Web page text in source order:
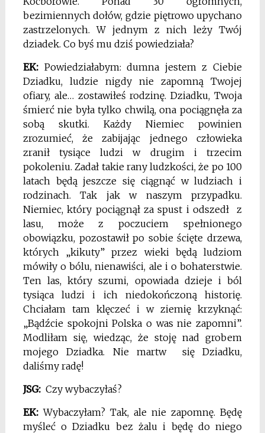
bezimiennych dołów, gdzie piętrowo upychano
zastrzelonych. W jednym z nich leży Twój
dziadek. Co byś mu dziś powiedziała?
EK:Powiedziałabym: dumna jestem z Ciebie
Dziadku, ludzie nigdy nie zapomną Twojej
ofiary, ale… zostawiłeś rodzinę. Dziadku, Twoja
śmierć nie była tylko chwilą, ona pociągnęła za
sobą skutki. Każdy Niemiec powinien
zrozumieć, że zabijając jednego człowieka
zranił tysiące ludzi w drugim i trzecim
pokoleniu. Zadał takie rany ludzkości, że po 100
latach będą jeszcze się ciągnąć w ludziach i
rodzinach. Tak jak w naszym przypadku.
Niemiec, który pociągnął za spust i odszedł z
lasu, może z poczuciem spełnionego
obowiązku, pozostawił po sobie ścięte drzewa,
których „kikuty” przez wieki będą ludziom
mówiły o bólu, nienawiści, ale i o bohaterstwie.
Ten las, który szumi, opowiada dzieje i ból
tysiąca ludzi i ich niedokończoną historię.
Chciałam tam klęczeć i w ziemię krzyknąć:
„Bądźcie spokojni Polska o was nie zapomni”.
Modliłam się, wiedząc, że stoję nad grobem
mojego Dziadka. Nie martw się Dziadku,
daliśmy radę!
JSG: Czy wybaczyłaś?
EK:Wybaczyłam? Tak, ale nie zapomnę. Będę
myśleć o Dziadku bez żalu i będę do niego